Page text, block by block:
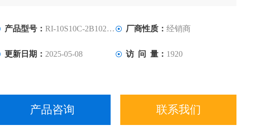
产品型号： RI-10S10C-2B1024-C 厂商性质： 经销商
更新日期： 2025-05-08 访 问 量： 1920
产品咨询 联系我们